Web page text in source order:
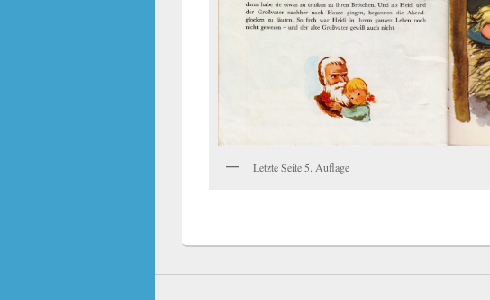
Letzte Seite 5. Auflage